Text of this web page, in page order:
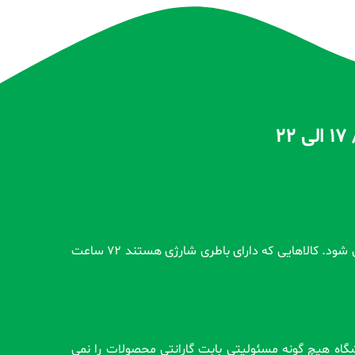
تمام محصولات بدون گارانتی قبل از اضافه شدن در سایت و بعد از ثبت سفارش مشتری کاملاً تست و از سلامت محصول اطمینان حاصل می شود. کالاهایی که دارای باطری شارژی هستند 72 ساعت
هیچ گونه مسئولیتی بابت گارانتی محصولات را نمی